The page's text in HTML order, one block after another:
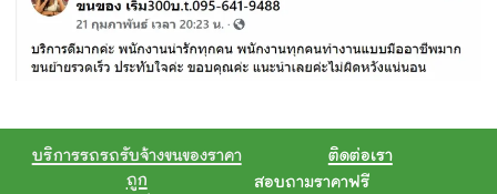
บริการรถรถรับจ้างขนของราคา
ถูก
ติดต่อเรา
สอบถามราคาฟรี